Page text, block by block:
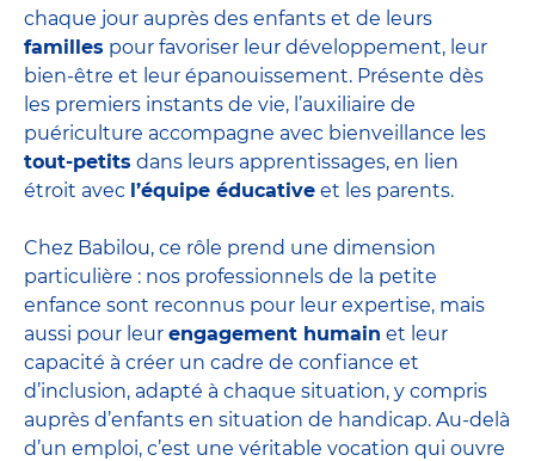
chaque jour auprès des enfants et de leurs
familles pour favoriser leur développement, leur
bien-être et leur épanouissement. Présente dès
les premiers instants de vie, l’auxiliaire de
puériculture accompagne avec bienveillance les
tout-petits dans leurs apprentissages, en lien
étroit avec l’équipe éducative et les parents.
Chez Babilou, ce rôle prend une dimension
particulière : nos professionnels de la petite
enfance sont reconnus pour leur expertise, mais
aussi pour leur engagement humain et leur
capacité à créer un cadre de confiance et
d’inclusion, adapté à chaque situation, y compris
auprès d’enfants en situation de handicap. Au-delà
d’un emploi, c’est une véritable vocation qui ouvre